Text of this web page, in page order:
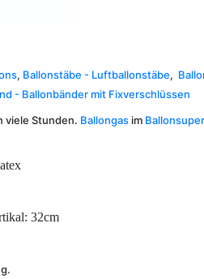
, Ballonstäbe - Luftballonstäbe,
- Ballonbänder mit Fixverschlüssen
viele Stunden. Ballongas im
32cm